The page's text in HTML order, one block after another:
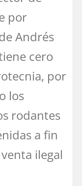
por
Andrés
cero
por
los
rodantes
a fin
ilegal